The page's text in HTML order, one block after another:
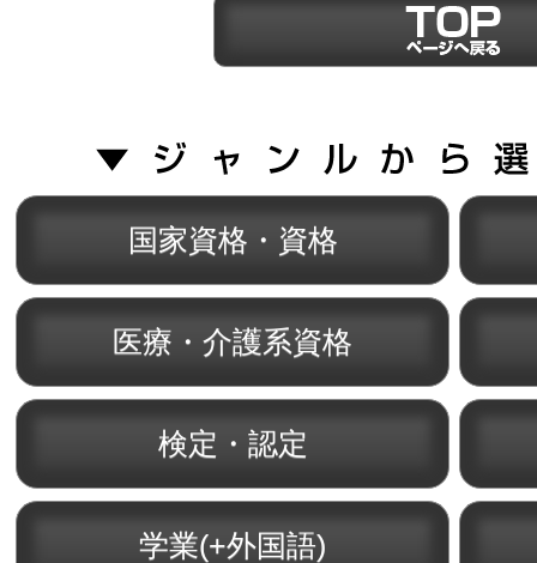
国家資格・資格
医療・介護系資格
検定・認定
学業(+外国語)